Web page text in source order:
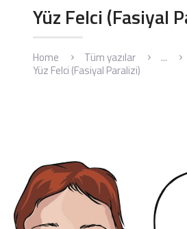
Yüz Felci (Fasiyal
Home Tüm yazılar
...
Yüz Felci (Fasiyal Paralizi)
KBB HASTALIKLARI
KBB AMELIYATLARI
BLOG
İLETIŞIM